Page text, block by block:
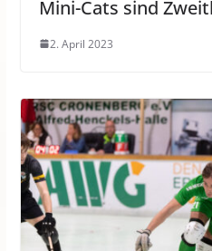
Mini-Cats sind
2. April 2023